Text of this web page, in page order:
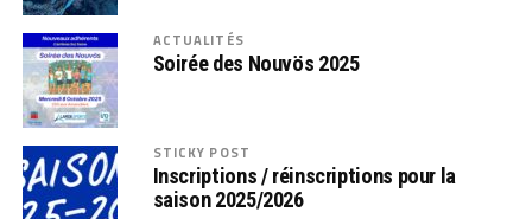
ACTUALITÉS
Soirée des Nouvös 2025
STICKY POST
Inscriptions / réinscriptions pour la
saison 2025/2026